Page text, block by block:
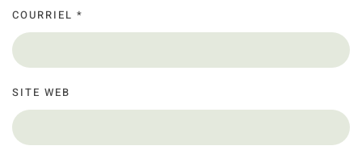
COURRIEL *
SITE WEB